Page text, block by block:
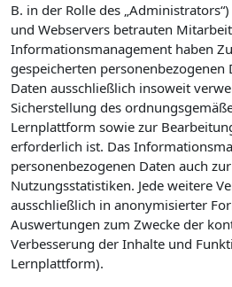
B. in der Rolle des
und Webservers betrauten
Informationsmanagement haben
gespeicherten personenbezogenen
Daten ausschließlich insoweit
Sicherstellung des
Lernplattform sowie zur
erforderlich ist. Das
personenbezogenen Daten auch
Nutzungsstatistiken. Jede weitere
ausschließlich in anonymisierter
Auswertungen zum Zwecke der
Verbesserung der Inhalte und
Lernplattform).